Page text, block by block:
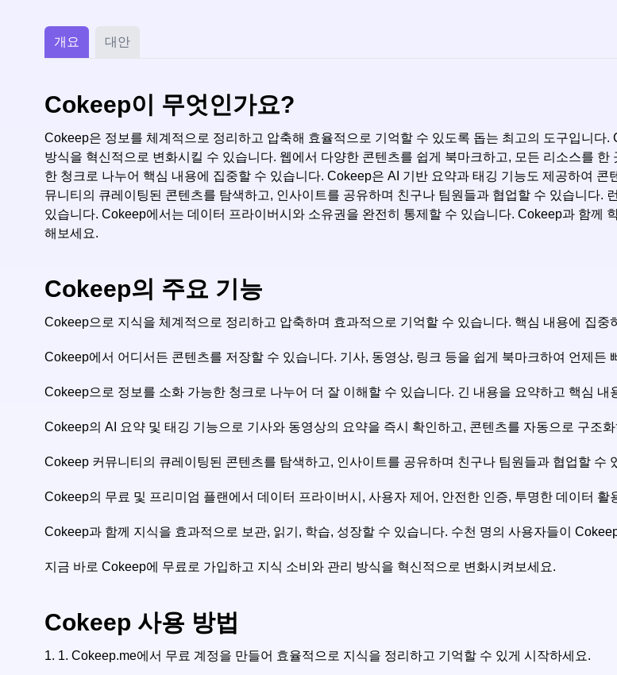
개요 대안
Cokeep이 무엇인가요?
Cokeep은 정보를 체계적으로 정리하고 압축해 효율적으로 기억할 수 있도록 돕는 최고의 도구입니
방식을 혁신적으로 변화시킬 수 있습니다. 웹에서 다양한 콘텐츠를 쉽게 북마크하고, 모든 리소스를
한 청크로 나누어 핵심 내용에 집중할 수 있습니다. Cokeep은 AI 기반 요약과 태깅 기능도 제공하여
뮤니티의 큐레이팅된 콘텐츠를 탐색하고, 인사이트를 공유하며 친구나 팀원들과 협업할 수 있습니다.
있습니다. Cokeep에서는 데이터 프라이버시와 소유권을 완전히 통제할 수 있습니다. Cokeep과 함께
해보세요.
Cokeep의 주요 기능
Cokeep으로 지식을 체계적으로 정리하고 압축하며 효과적으로 기억할 수 있습니다. 핵심 내용에 집중
Cokeep에서 어디서든 콘텐츠를 저장할 수 있습니다. 기사, 동영상, 링크 등을 쉽게 북마크하여 언제든
Cokeep으로 정보를 소화 가능한 청크로 나누어 더 잘 이해할 수 있습니다. 긴 내용을 요약하고 핵심 내
Cokeep의 AI 요약 및 태깅 기능으로 기사와 동영상의 요약을 즉시 확인하고, 콘텐츠를 자동으로 구조
Cokeep 커뮤니티의 큐레이팅된 콘텐츠를 탐색하고, 인사이트를 공유하며 친구나 팀원들과 협업할 수
Cokeep의 무료 및 프리미엄 플랜에서 데이터 프라이버시, 사용자 제어, 안전한 인증, 투명한 데이터 활
Cokeep과 함께 지식을 효과적으로 보관, 읽기, 학습, 성장할 수 있습니다. 수천 명의 사용자들이
지금 바로 Cokeep에 무료로 가입하고 지식 소비와 관리 방식을 혁신적으로 변화시켜보세요.
Cokeep 사용 방법
1. 1. Cokeep.me에서 무료 계정을 만들어 효율적으로 지식을 정리하고 기억할 수 있게 시작하세요.